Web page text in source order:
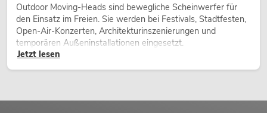
Outdoor Moving-Heads sind bewegliche Scheinwerfer für
den Einsatz im Freien. Sie werden bei Festivals, Stadtfesten,
Open-Air-Konzerten, Architekturinszenierungen und
temporären Außeninstallationen eingesetzt.
Jetzt lesen